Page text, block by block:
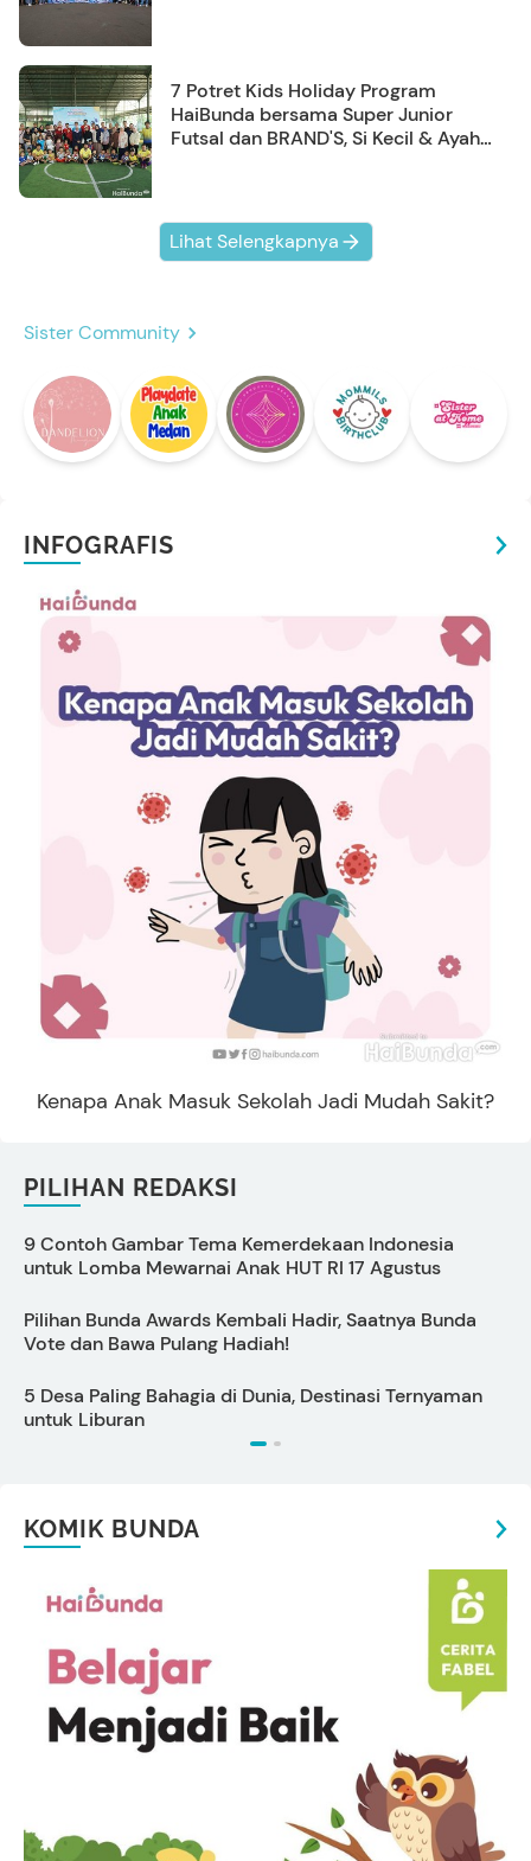
7 Potret Kids Holiday Program
HaiBunda bersama Super Junior
Futsal dan BRAND'S, Si Kecil & Ayah
Lihat Selengkapnya
Sister Community
INFOGRAFIS
Kenapa Anak Masuk Sekolah Jadi Mudah Sakit?
PILIHAN REDAKSI
9 Contoh Gambar Tema Kemerdekaan Indonesia
untuk Lomba Mewarnai Anak HUT RI 17 Agustus
Pilihan Bunda Awards Kembali Hadir, Saatnya Bunda
Vote dan Bawa Pulang Hadiah!
5 Desa Paling Bahagia di Dunia, Destinasi Ternyaman
untuk Liburan
KOMIK BUNDA